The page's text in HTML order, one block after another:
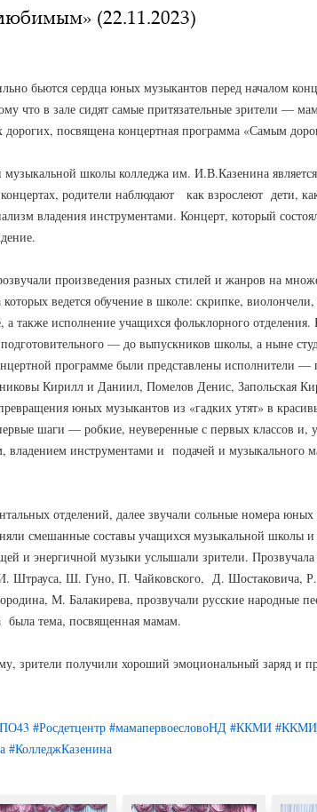
(22.11.2023)
бьются сердца юных музыкантов перед началом
что в зале сидят самые притязательные зрители —
дорогих, посвящена концертная программа «Самым
музыкальной школы колледжа им. И.В.Казенина
родители наблюдают как взрослеют дети,
владения инструментами. Концерт, который
произведения разных стилей и жанров на
ведется обучение в школе: скрипке, виолончели,
а также исполнение учащихся фольклорного отделения.
— до выпускников школы, а ныне
программе были представлены исполнители —
Кирилл и Даниил, Помелов Денис, Запольская
юных музыкантов из «гадких утят» в
шаги — робкие, неуверенные с первых классов и,
инструментами и подачей и музыкального
отделений, далее звучали сольные номера
смешанные составы учащихся музыкальной школы
и энергичной музыки услышали зрители. Прозвучала
Штрауса, Ш. Гуно, П. Чайковского, Д. Шостаковича,
М. Балакирева, прозвучали русские народные
была тема, посвященная мамам.
зрители получили хороший эмоциональный заряд и
#Росдетцентр #мамапервоесловоНД #ККМИ
#КолледжКазенина